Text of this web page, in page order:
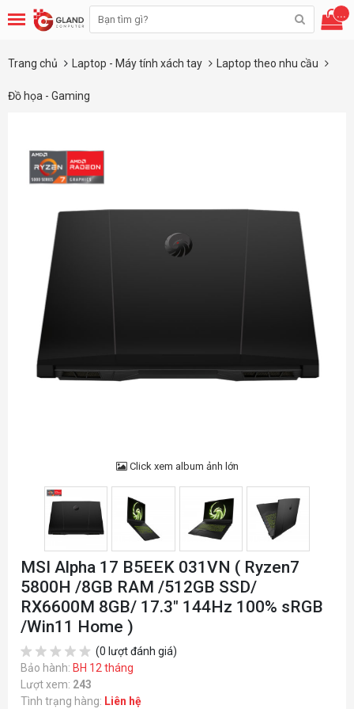
...
Trang chủ Laptop - Máy tính xách tay Laptop theo nhu cầu
Đồ họa - Gaming
Click xem album ảnh lớn
MSI Alpha 17 B5EEK 031VN ( Ryzen7
5800H /8GB RAM /512GB SSD/
RX6600M 8GB/ 17.3" 144Hz 100% sRGB
/Win11 Home )
(0 lượt đánh giá)
Bảo hành: BH 12 tháng
Lượt xem: 243
Tình trạng hàng: Liên hệ